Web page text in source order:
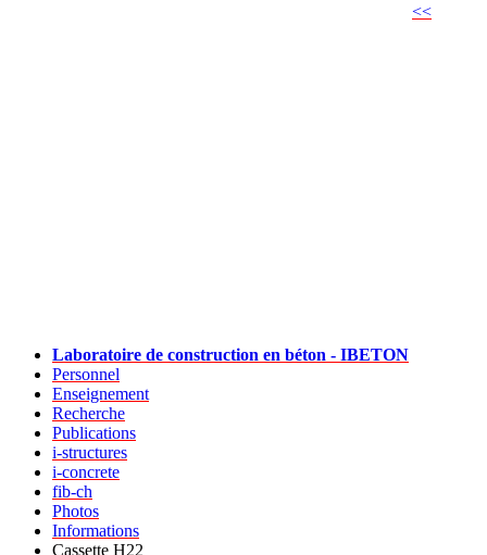
<<
Laboratoire de construction en béton - IBETON
Personnel
Enseignement
Recherche
Publications
i-structures
i-concrete
fib-ch
Photos
Informations
Cassette H22